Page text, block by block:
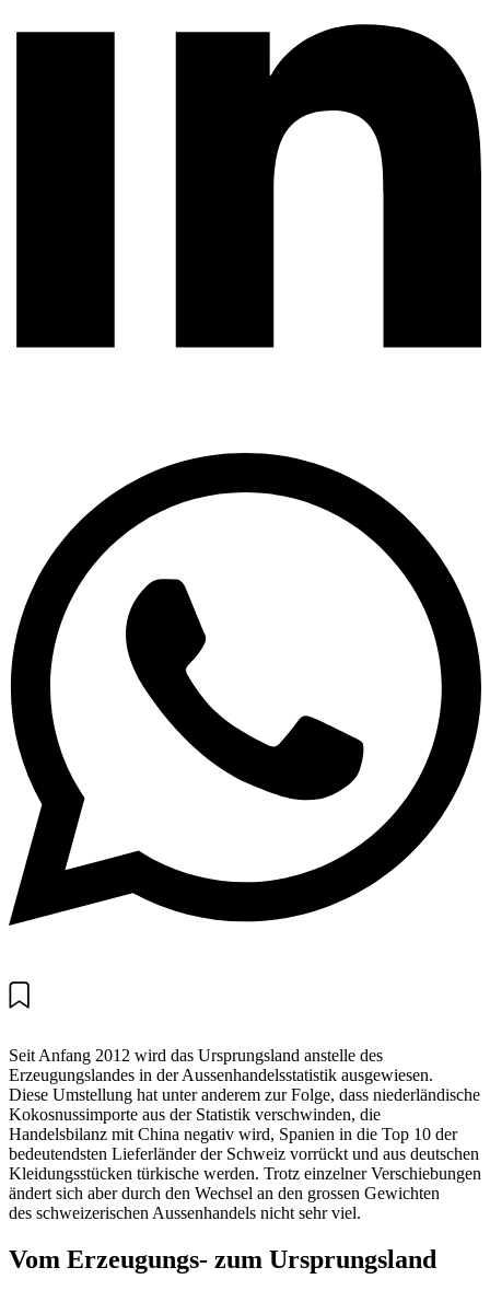
Seit Anfang 2012 wird das ­Ursprungsland anstelle des
Erzeugungslandes in der Aussenhandelsstatistik ausgewiesen.
Diese Umstellung hat unter anderem zur Folge, dass niederländische
Kokosnussimporte aus der Sta­tistik verschwinden, die
Handelsbilanz mit China negativ wird, Spanien in die Top 10 der
bedeutendsten Lieferländer der Schweiz vorrückt und aus deutschen
­Kleidungsstücken türkische werden. Trotz einzelner Verschiebungen
ändert sich aber durch den Wechsel an den grossen Gewichten
des schweizerischen Aussenhandels nicht sehr viel.
Vom Erzeugungs- zum Ursprungsland